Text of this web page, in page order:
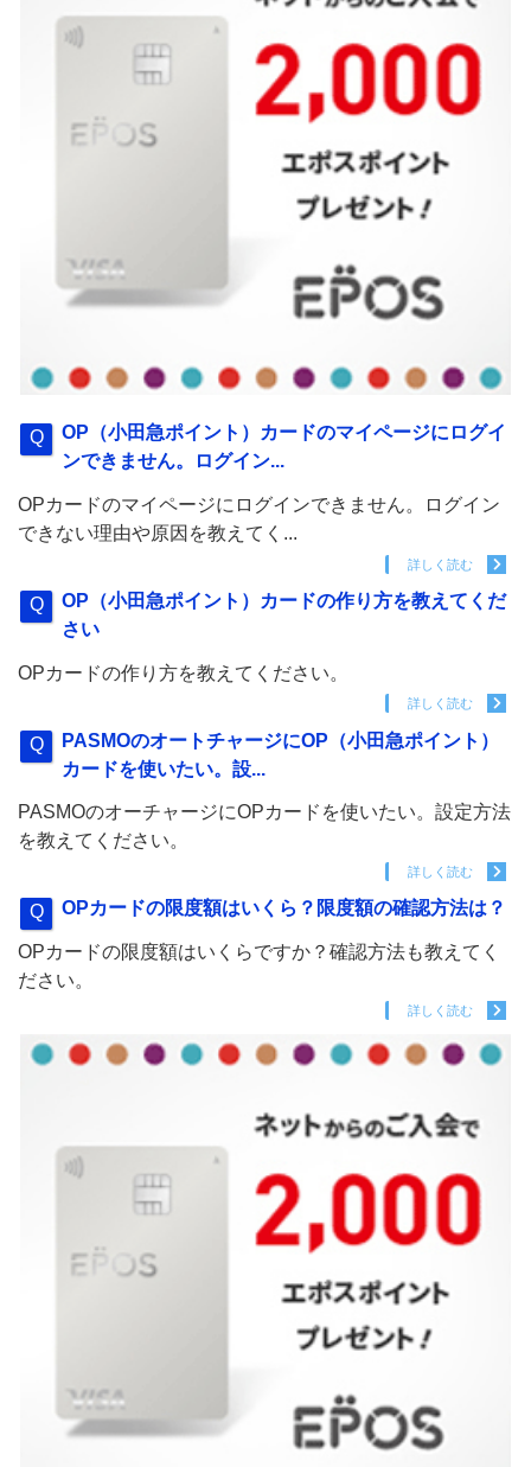
OP（小田急ポイント）カードのマイページにログイ
ンできません。ログイン...
OPカードのマイページにログインできません。ログイン
できない理由や原因を教えてく...
詳しく読む
OP（小田急ポイント）カードの作り方を教えてくだ
さい
OPカードの作り方を教えてください。
詳しく読む
PASMOのオートチャージにOP（小田急ポイント）
カードを使いたい。設...
PASMOのオーチャージにOPカードを使いたい。設定方法
を教えてください。
詳しく読む
OPカードの限度額はいくら？限度額の確認方法は？
OPカードの限度額はいくらですか？確認方法も教えてく
ださい。
詳しく読む